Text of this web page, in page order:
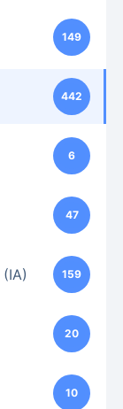
149
442
6
47
(IA) 159
20
10